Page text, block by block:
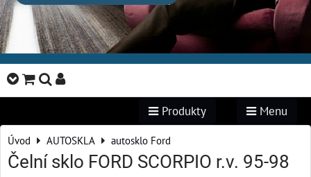
Produkty Menu
Úvod AUTOSKLA autosklo Ford
Čelní sklo FORD SCORPIO r.v. 95-98